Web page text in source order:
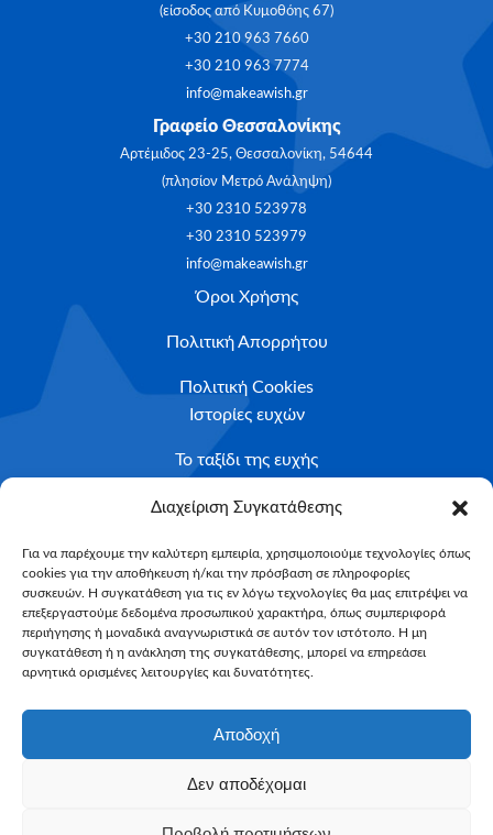
Διαχείριση Συγκατάθεσης
Για να παρέχουμε την καλύτερη εμπειρία, χρησιμοποιούμε τεχνολογίες όπως
cookies για την αποθήκευση ή/και την πρόσβαση σε πληροφορίες
συσκευών. Η συγκατάθεση για τις εν λόγω τεχνολογίες θα μας επιτρέψει να
επεξεργαστούμε δεδομένα προσωπικού χαρακτήρα, όπως συμπεριφορά
περιήγησης ή μοναδικά αναγνωριστικά σε αυτόν τον ιστότοπο. Η μη
συγκατάθεση ή η ανάκληση της συγκατάθεσης, μπορεί να επηρεάσει
αρνητικά ορισμένες λειτουργίες και δυνατότητες.
Αποδοχή
Δεν αποδέχομαι
(είσοδος από Κυμοθόης 67)
+30 210 963 7660
+30 210 963 7774
info@makeawish.gr
Γραφείο Θεσσαλονίκης
Αρτέμιδος 23-25, Θεσσαλονίκη, 54644
(πλησίον Μετρό Ανάληψη)
+30 2310 523978
+30 2310 523979
info@makeawish.gr
Όροι Χρήσης
Πολιτική Απορρήτου
Πολιτική Cookies
Ιστορίες ευχών
Το ταξίδι της ευχής
Κριτήρια Καταλληλότητας
Υποβολή Αιτήματος
NEWSLETTER
Email*